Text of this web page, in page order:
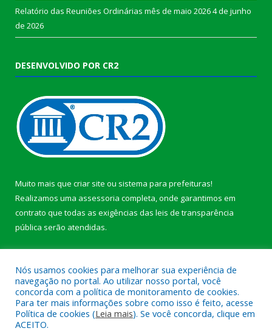
Relatório das Reuniões Ordinárias mês de maio 20264 de junho
de 2026
DESENVOLVIDO POR CR2
Muito mais que criar site ou sistema para prefeituras!
Realizamos uma assessoria completa, onde garantimos em
contrato que todas as exigências das leis de transparência
pública serão atendidas.
Todos os direitos reservados a Câmara Municipal de Anajás.
Nós usamos cookies para melhorar sua experiência de
navegação no portal. Ao utilizar nosso portal, você
concorda com a política de monitoramento de cookies.
Para ter mais informações sobre como isso é feito, acesse
Política de cookies (Leia mais). Se você concorda, clique em
ACEITO.